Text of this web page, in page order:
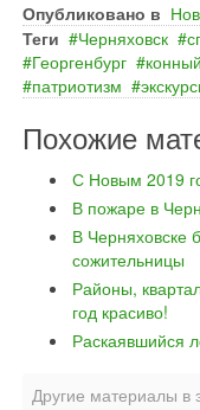
Опубликовано в
Теги
Черняховск
Георгенбург
патриотизм
Похожие
С Новым 2019
В пожаре в
В Черняховске
сожительницы
Районы,
год красиво!
Раскаявшийся
Другие материалы в